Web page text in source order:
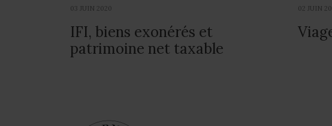
03 JUIN 2020
IFI, biens exonérés et
patrimoine net taxable
02 JUIN